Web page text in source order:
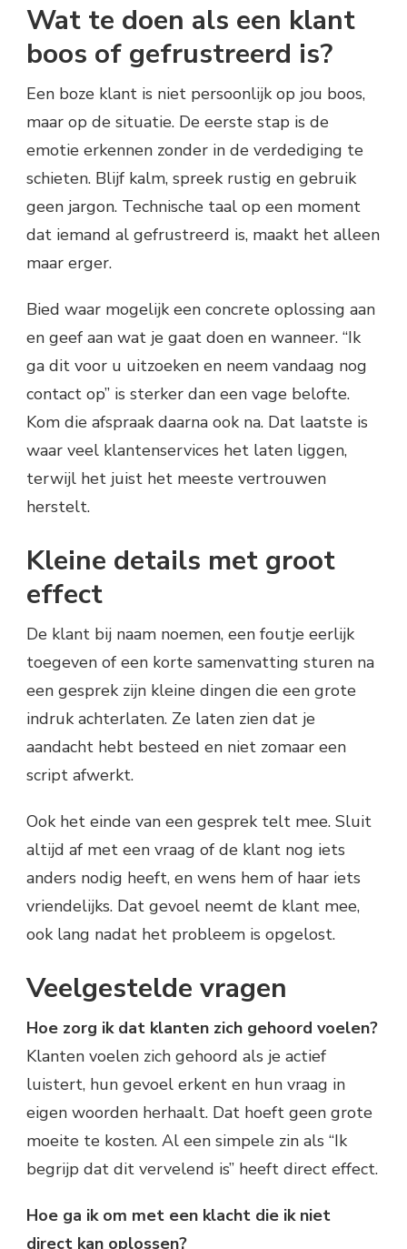
Wat te doen als een klant
boos of gefrustreerd is?
Een boze klant is niet persoonlijk op jou boos,
maar op de situatie. De eerste stap is de
emotie erkennen zonder in de verdediging te
schieten. Blijf kalm, spreek rustig en gebruik
geen jargon. Technische taal op een moment
dat iemand al gefrustreerd is, maakt het alleen
maar erger.
Bied waar mogelijk een concrete oplossing aan
en geef aan wat je gaat doen en wanneer. “Ik
ga dit voor u uitzoeken en neem vandaag nog
contact op” is sterker dan een vage belofte.
Kom die afspraak daarna ook na. Dat laatste is
waar veel klantenservices het laten liggen,
terwijl het juist het meeste vertrouwen
herstelt.
Kleine details met groot
effect
De klant bij naam noemen, een foutje eerlijk
toegeven of een korte samenvatting sturen na
een gesprek zijn kleine dingen die een grote
indruk achterlaten. Ze laten zien dat je
aandacht hebt besteed en niet zomaar een
script afwerkt.
Ook het einde van een gesprek telt mee. Sluit
altijd af met een vraag of de klant nog iets
anders nodig heeft, en wens hem of haar iets
vriendelijks. Dat gevoel neemt de klant mee,
ook lang nadat het probleem is opgelost.
Veelgestelde vragen
Hoe zorg ik dat klanten zich gehoord voelen?
Klanten voelen zich gehoord als je actief
luistert, hun gevoel erkent en hun vraag in
eigen woorden herhaalt. Dat hoeft geen grote
moeite te kosten. Al een simpele zin als “Ik
begrijp dat dit vervelend is” heeft direct effect.
Hoe ga ik om met een klacht die ik niet
direct kan oplossen?